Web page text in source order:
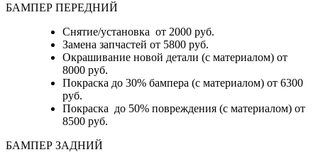
БАМПЕР ПЕРЕДНИЙ
Снятие/установка от 2000 руб.
Замена запчастей от 5800 руб.
Окрашивание новой детали (с материалом) от
8000 руб.
Покраска до 30% бампера (с материалом) от 6300
руб.
Покраска до 50% повреждения (с материалом) от
8500 руб.
БАМПЕР ЗАДНИЙ